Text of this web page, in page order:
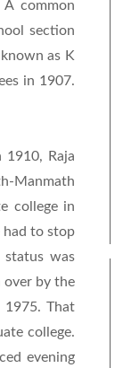
common
section
as K
in 1907.
Raja
Manmath
college in
had to stop
status was
over by the
1975. That
college.
evening